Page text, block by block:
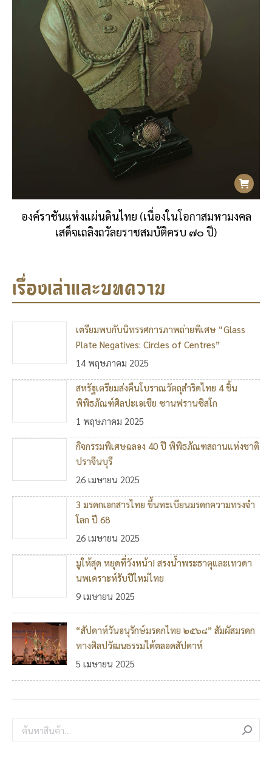
องค์ราชันแห่งแผ่นดินไทย (เนื่องในโอกาสมหามงคล
เสด็จเถลิงถวัลยราชสมบัติครบ ๗๐ ปี)
เรื่องเล่าและบทความ
เตรียมพบกับนิทรรศการภาพถ่ายพิเศษ “Glass
Plate Negatives: Circles of Centres”
14 พฤษภาคม 2025
สหรัฐเตรียมส่งคืนโบราณวัตถุสำริดไทย 4 ชิ้น
พิพิธภัณฑ์ศิลปะเอเชีย ซานฟรานซิสโก
1 พฤษภาคม 2025
กิจกรรมพิเศษฉลอง 40 ปี พิพิธภัณฑสถานแห่งชาติ
ปราจีนบุรี
26 เมษายน 2025
3 มรดกเอกสารไทย ขึ้นทะเบียนมรดกความทรงจำ
โลก ปี 68
26 เมษายน 2025
มูให้สุด หยุดที่วังหน้า! สรงน้ำพระธาตุและเทวดา
นพเคราะห์รับปีใหม่ไทย
9 เมษายน 2025
“สัปดาห์วันอนุรักษ์มรดกไทย ๒๕๖๘” สัมผัสมรดก
ทางศิลปวัฒนธรรมได้ตลอดสัปดาห์
5 เมษายน 2025